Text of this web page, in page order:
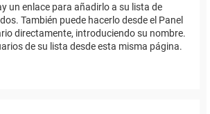
un enlace para añadirlo a su lista de
También puede hacerlo desde el Panel
directamente, introduciendo su nombre.
de su lista desde esta misma página.